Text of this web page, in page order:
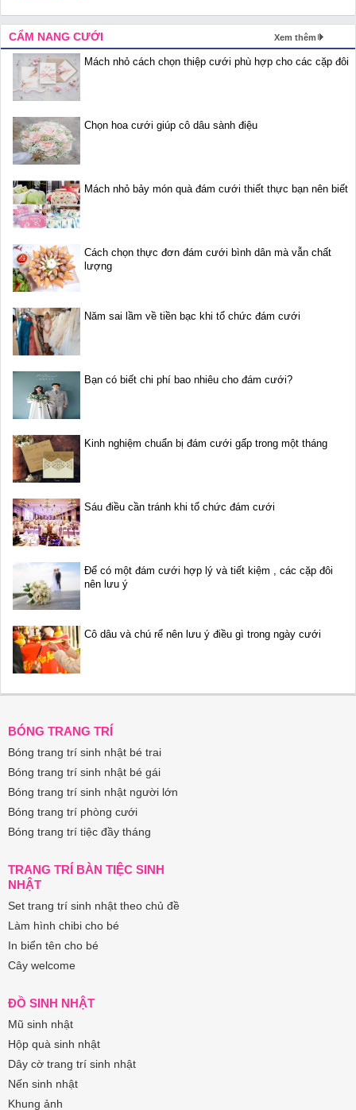
CẨM NANG CƯỚI Xem thêm
Mách nhỏ cách chọn thiệp cưới phù hợp cho các cặp đôi
Chọn hoa cưới giúp cô dâu sành điệu
Mách nhỏ bảy món quà đám cưới thiết thực bạn nên biết
Cách chọn thực đơn đám cưới bình dân mà vẫn chất
lượng
Năm sai lầm về tiền bạc khi tổ chức đám cưới
Bạn có biết chi phí bao nhiêu cho đám cưới?
Kinh nghiệm chuẩn bị đám cưới gấp trong một tháng
Sáu điều cần tránh khi tổ chức đám cưới
Để có một đám cưới hợp lý và tiết kiệm , các cặp đôi
nên lưu ý
Cô dâu và chú rể nên lưu ý điều gì trong ngày cưới
BÓNG TRANG TRÍ
Bóng trang trí sinh nhật bé trai
Bóng trang trí sinh nhật bé gái
Bóng trang trí sinh nhật người lớn
Bóng trang trí phòng cưới
Bóng trang trí tiệc đầy tháng
TRANG TRÍ BÀN TIỆC SINH
NHẬT
Set trang trí sinh nhật theo chủ đề
Làm hình chibi cho bé
In biển tên cho bé
Cây welcome
ĐỒ SINH NHẬT
Mũ sinh nhật
Hộp quà sinh nhật
Dây cờ trang trí sinh nhật
Nến sinh nhật
Khung ảnh